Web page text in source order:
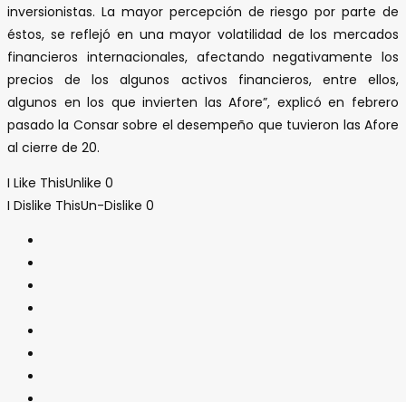
inversionistas. La mayor percepción de riesgo por parte de
éstos, se reflejó en una mayor volatilidad de los mercados
financieros internacionales, afectando negativamente los
precios de los algunos activos financieros, entre ellos,
algunos en los que invierten las Afore”, explicó en febrero
pasado la Consar sobre el desempeño que tuvieron las Afore
al cierre de 20.
I Like ThisUnlike 0
I Dislike ThisUn-Dislike 0